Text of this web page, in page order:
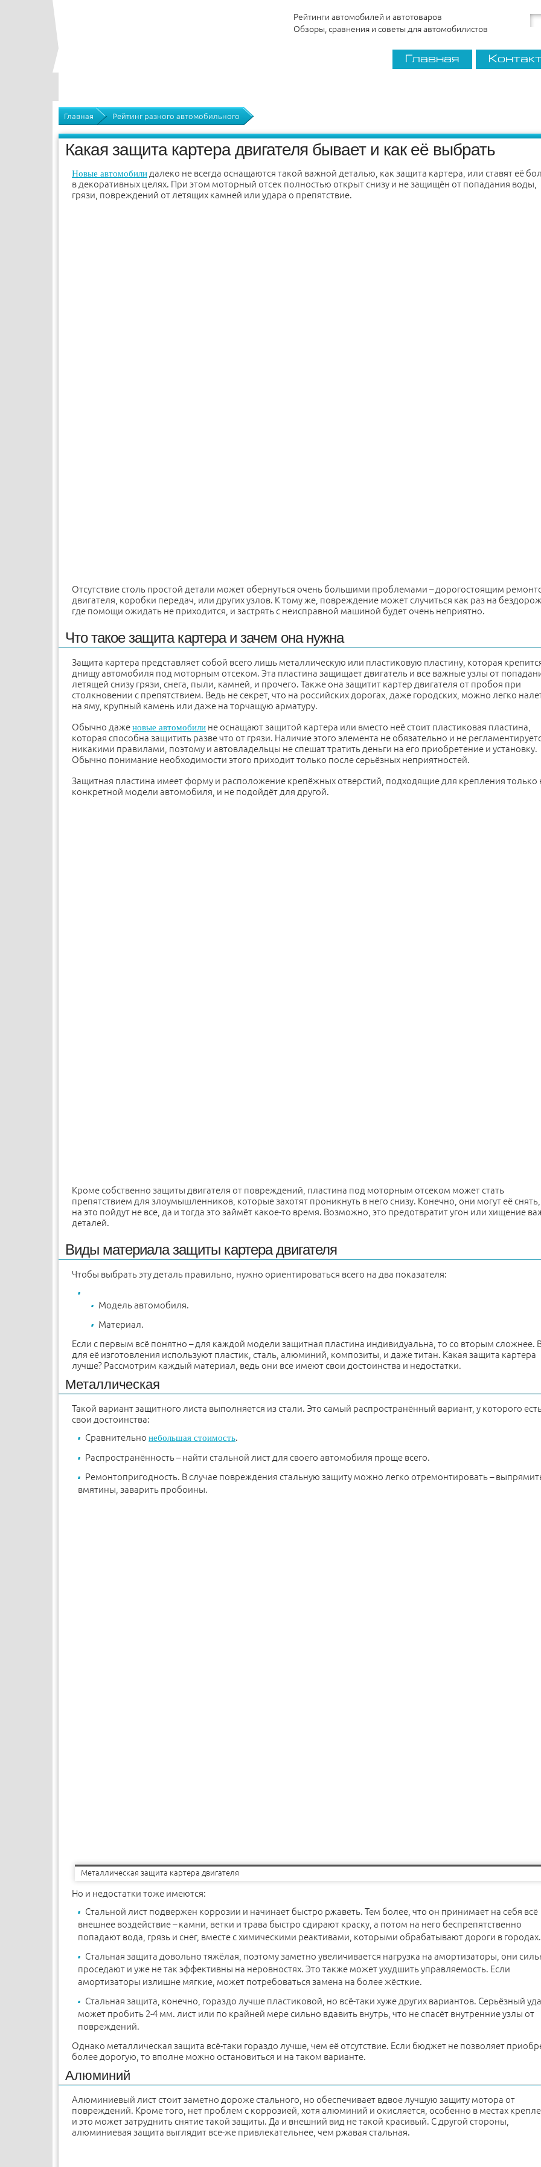
Рейтинги автомобилей и автотоваров
Обзоры, сравнения и советы для автомобилистов
Главная
Главная Рейтинг разного автомобильного
Какая защита картера двигателя бывает и как её выбрать
Новые автомобили далеко не всегда оснащаются такой важной деталью, как защита картера, или ставят её
в декоративных целях. При этом моторный отсек полностью открыт снизу и не защищён от попадания воды,
грязи, повреждений от летящих камней или удара о препятствие.
Отсутствие столь простой детали может обернуться очень большими проблемами – дорогостоящим
двигателя, коробки передач, или других узлов. К тому же, повреждение может случиться как раз на
где помощи ожидать не приходится, и застрять с неисправной машиной будет очень неприятно.
Что такое защита картера и зачем она нужна
Защита картера представляет собой всего лишь металлическую или пластиковую пластину, которая
днищу автомобиля под моторным отсеком. Эта пластина защищает двигатель и все важные узлы от
летящей снизу грязи, снега, пыли, камней, и прочего. Также она защитит картер двигателя от пробоя при
столкновении с препятствием. Ведь не секрет, что на российских дорогах, даже городских, можно легко
на яму, крупный камень или даже на торчащую арматуру.
Обычно даженовые автомобили не оснащают защитой картера или вместо неё стоит пластиковая пластина,
которая способна защитить разве что от грязи. Наличие этого элемента не обязательно и не
никакими правилами, поэтому и автовладельцы не спешат тратить деньги на его приобретение и установку.
Обычно понимание необходимости этого приходит только после серьёзных неприятностей.
Защитная пластина имеет форму и расположение крепёжных отверстий, подходящие для крепления только
конкретной модели автомобиля, и не подойдёт для другой.
Кроме собственно защиты двигателя от повреждений, пластина под моторным отсеком может стать
препятствием для злоумышленников, которые захотят проникнуть в него снизу. Конечно, они могут её
на это пойдут не все, да и тогда это займёт какое-то время. Возможно, это предотвратит угон или хищение
деталей.
Виды материала защиты картера двигателя
Чтобы выбрать эту деталь правильно, нужно ориентироваться всего на два показателя:
Модель автомобиля.
Материал.
Если с первым всё понятно – для каждой модели защитная пластина индивидуальна, то со вторым сложнее.
для её изготовления используют пластик, сталь, алюминий, композиты, и даже титан. Какая защита картера
лучше? Рассмотрим каждый материал, ведь они все имеют свои достоинства и недостатки.
Металлическая
Такой вариант защитного листа выполняется из стали. Это самый распространённый вариант, у которого
свои достоинства:
Сравнительно небольшая стоимость.
Распространённость – найти стальной лист для своего автомобиля проще всего.
Ремонтопригодность. В случае повреждения стальную защиту можно легко отремонтировать –
вмятины, заварить пробоины.
Металлическая защита картера двигателя
Но и недостатки тоже имеются:
Стальной лист подвержен коррозии и начинает быстро ржаветь. Тем более, что он принимает на себя всё
внешнее воздействие – камни, ветки и трава быстро сдирают краску, а потом на него беспрепятственно
попадают вода, грязь и снег, вместе с химическими реактивами, которыми обрабатывают дороги в городах.
Стальная защита довольно тяжёлая, поэтому заметно увеличивается нагрузка на амортизаторы, они
проседают и уже не так эффективны на неровностях. Это также может ухудшить управляемость. Если
амортизаторы излишне мягкие, может потребоваться замена на более жёсткие.
Стальная защита, конечно, гораздо лучше пластиковой, но всё-таки хуже других вариантов. Серьёзный
может пробить 2-4 мм. лист или по крайней мере сильно вдавить внутрь, что не спасёт внутренние узлы от
повреждений.
Однако металлическая защита всё-таки гораздо лучше, чем её отсутствие. Если бюджет не позволяет
более дорогую, то вполне можно остановиться и на таком варианте.
Алюминий
Алюминиевый лист стоит заметно дороже стального, но обеспечивает вдвое лучшую защиту мотора от
повреждений. Кроме того, нет проблем с коррозией, хотя алюминий и окисляется, особенно в местах
и это может затруднить снятие такой защиты. Да и внешний вид не такой красивый. С другой стороны,
алюминиевая защита выглядит все-же привлекательнее, чем ржавая стальная.